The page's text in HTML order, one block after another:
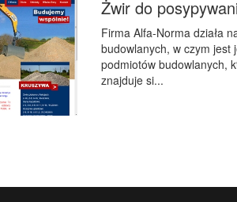
Żwir do
Firma Alfa-Norma działa
budowlanych, w czym jest
podmiotów budowlanych,
znajduje si...